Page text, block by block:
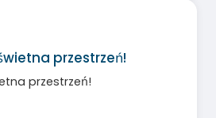
przestrzeń!
przestrzeń!